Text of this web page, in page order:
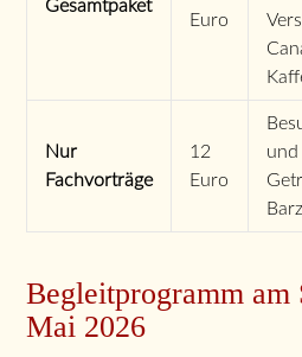
Gesamtpaket
Euro
Nur
Fachvorträge
12
Euro
und
Begleitprogramm am
Mai 2026